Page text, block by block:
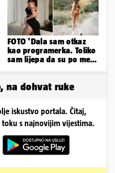
FOTO 'Dala sam otkaz
kao programerka. Toliko
sam lijepa da su po meni
na dohvat ruke
iskustvo portala. Čitaj,
s najnovijim vijestima.